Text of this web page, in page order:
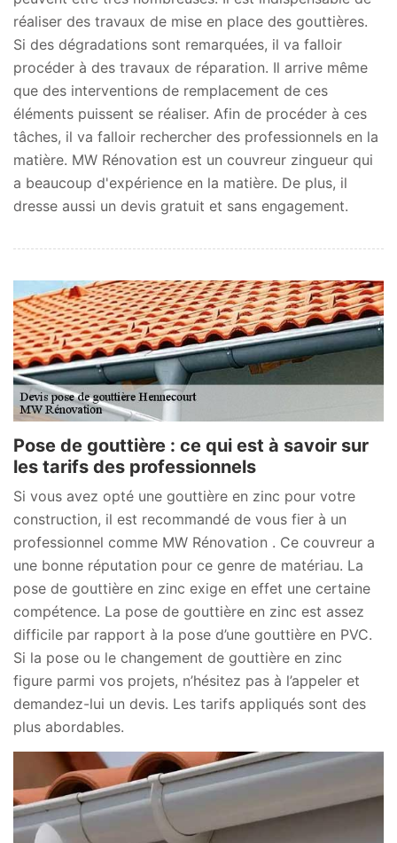
réaliser des travaux de mise en place des gouttières.
Si des dégradations sont remarquées, il va falloir
procéder à des travaux de réparation. Il arrive même
que des interventions de remplacement de ces
éléments puissent se réaliser. Afin de procéder à ces
tâches, il va falloir rechercher des professionnels en la
matière. MW Rénovation est un couvreur zingueur qui
a beaucoup d'expérience en la matière. De plus, il
dresse aussi un devis gratuit et sans engagement.
Pose de gouttière : ce qui est à savoir sur
les tarifs des professionnels
Si vous avez opté une gouttière en zinc pour votre
construction, il est recommandé de vous fier à un
professionnel comme MW Rénovation . Ce couvreur a
une bonne réputation pour ce genre de matériau. La
pose de gouttière en zinc exige en effet une certaine
compétence. La pose de gouttière en zinc est assez
difficile par rapport à la pose d’une gouttière en PVC.
Si la pose ou le changement de gouttière en zinc
figure parmi vos projets, n’hésitez pas à l’appeler et
demandez-lui un devis. Les tarifs appliqués sont des
plus abordables.